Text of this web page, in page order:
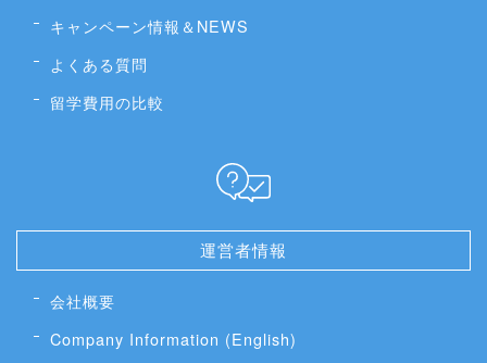
キャンペーン情報＆NEWS
よくある質問
留学費用の比較
運営者情報
会社概要
Company Information (English)